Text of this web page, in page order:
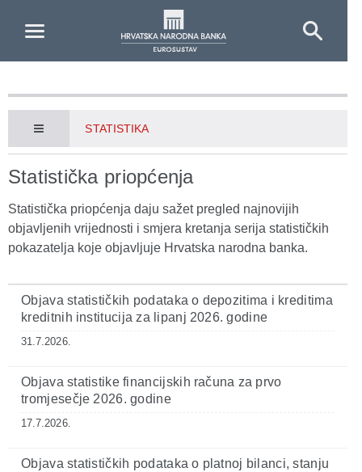
STATISTIKA
Statistička priopćenja
Statistička priopćenja daju sažet pregled najnovijih
objavljenih vrijednosti i smjera kretanja serija statističkih
pokazatelja koje objavljuje Hrvatska narodna banka.
Objava statističkih podataka o depozitima i kreditima
kreditnih institucija za lipanj 2026. godine
31.7.2026.
Objava statistike financijskih računa za prvo
tromjesečje 2026. godine
17.7.2026.
Objava statističkih podataka o platnoj bilanci, stanju